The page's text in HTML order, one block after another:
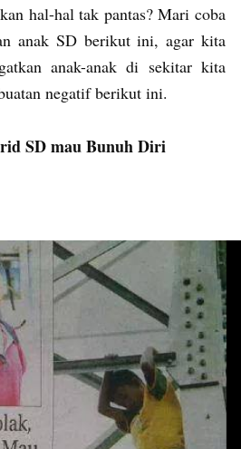
hal-hal tak pantas? Mari coba
anak SD berikut ini, agar kita
anak-anak di sekitar kita
negatif berikut ini.
SD mau Bunuh Diri